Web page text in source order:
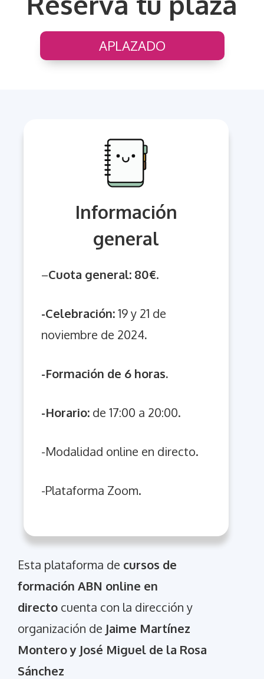
APLAZADO
Información
general
–Cuota general: 80€.
-Celebración:19 y 21 de
noviembre de 2024.
-Formación de 6 horas.
-Horario: de 17:00 a 20:00.
-Modalidad online en directo.
-Plataforma Zoom.
Esta plataforma de cursos de
formación ABN online en
directo cuenta con la dirección y
organización de Jaime Martínez
Montero y José Miguel de la Rosa
Sánchez